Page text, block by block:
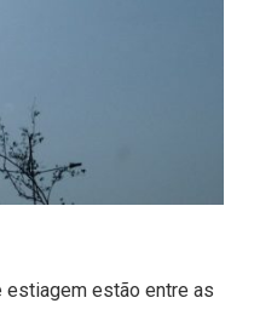
estiagem estão entre as